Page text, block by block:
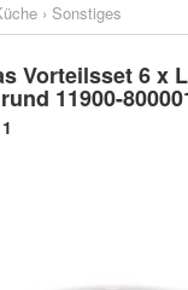
› Sonstiges
Vorteilsset 6 x
11900-
1